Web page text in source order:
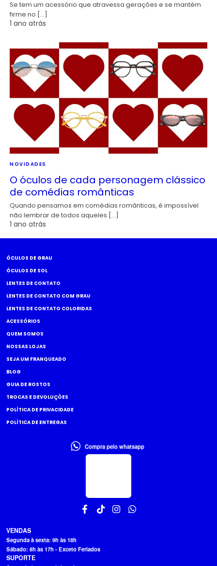
Se tem um acessório que atravessa gerações e se mantém
firme no […]
1 ano atrás
NOVIDADES
O óculos de cada personagem clássico
de comédias românticas
Quando pensamos em comédias românticas, é impossível
não lembrar de todos aqueles […]
1 ano atrás
ÓCULOS DE GRAU
ÓCULOS DE SOL
LENTES DE CONTATO
LENTES DE CONTATO COM GRAU
LENTES DE CONTATO COLORIDAS
ACESSÓRIOS
QUEM SOMOS
NOSSAS LOJAS
SEJA UM FRANQUEADO
BLOG
GUIA DE ROSTOS
TROCAS E DEVOLUÇÕES
POLÍTICA DE PRIVACIDADE
POLÍTICA DE ENTREGAS
Compra pelo whatsapp
VENDAS
Segunda à sexta: 9h às 18h
Sábado: 8h às 17h - Exceto Feriados
SUPORTE